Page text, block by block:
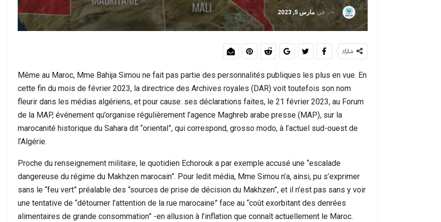
في مارس 5, 2023
شارك
Même au Maroc, Mme Bahija Simou ne fait pas partie des personnalités publiques les plus en vue. En
cette fin du mois de février 2023, la directrice des Archives royales (DAR) voit toutefois son nom
fleurir dans les médias algériens, et pour cause: ses déclarations faites, le 21 février 2023, au Forum
de la MAP, événement qu’organise régulièrement l’agence Maghreb arabe presse (MAP), sur la
marocanité historique du Sahara dit “oriental”, qui correspond, grosso modo, à l’actuel sud-ouest de
l’Algérie.
Proche du renseignement militaire, le quotidien Echorouk a par exemple accusé une “escalade
dangereuse du régime du Makhzen marocain”. Pour ledit média, Mme Simou n’a, ainsi, pu s’exprimer
sans le “feu vert” préalable des “sources de prise de décision du Makhzen”, et il n’est pas sans y voir
une tentative de “détourner l’attention de la rue marocaine” face au “coût exorbitant des denrées
alimentaires de grande consommation” -en allusion à l’inflation que connaît actuellement le Maroc.
سبتة ليست الحلم… بل إدانة لواقع صنعناه
سبتة أمام موجة هجرة غير مسبوقة… أزمة
إنسانية تتجاوز الحسابات…
بين أمجاد المونديال وأسئلة سبتة: حين
تصطدم الصورة بالواقع
ظهور شخص مسلح خلال أحداث سبتة يثير
مطالب بفتح تحقيق وتوضيح…